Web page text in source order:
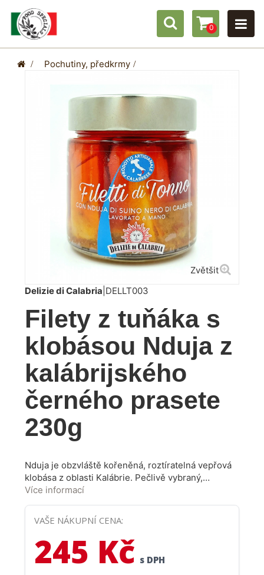
0
> Pochutiny, předkrmy >
Zvětšit
Delizie di Calabria DELLT003
Filety z tuňáka s
klobásou Nduja z
kalábrijského
černého prasete
230g
Nduja je obzvláště kořeněná, roztíratelná vepřová
klobása z oblasti Kalábrie. Pečlivě vybraný,
nejkvalitnější tuňák, zpracovaný výhradně
ručně. Tradiční receptura a skvělý výběr surovin
dává výrobku vyniknout svou chutí a vůní. Křehké
rybí maso konzervované v olivovém oleji se skvěle
hodí k vynikající svačině, jako doplněk do salátů,
přísada do těstovin a dalších originálních receptů.
Více informací
VAŠE NÁKUPNÍ CENA:
245 Kč s DPH